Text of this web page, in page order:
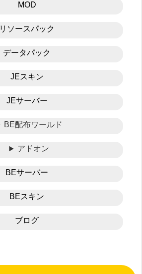
MOD
リソースパック
データパック
JEスキン
JEサーバー
BE配布ワールド
アドオン
BEサーバー
BEスキン
ブログ